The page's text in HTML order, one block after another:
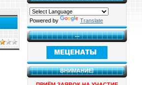
Powered by Translate
...
ВНИМАНИЕ!